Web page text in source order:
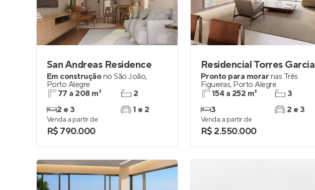
San Andreas Residence
Em construçãono São João,
Porto Alegre
77 a 208 m²
2 e 3
2
1 e 2
Venda a partir de
R$ 790.000
Residencial Torres Garcia
Pronto para morar nas Três
Figueiras, Porto Alegre
154 a 252 m²
3
3
2 e 3
Venda a partir de
R$ 2.550.000